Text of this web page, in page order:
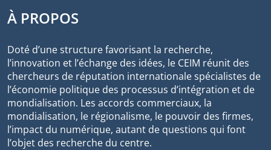
À PROPOS
Doté d’une structure favorisant la recherche,
l’innovation et l’échange des idées, le CEIM réunit des
chercheurs de réputation internationale spécialistes de
l’économie politique des processus d’intégration et de
mondialisation. Les accords commerciaux, la
mondialisation, le régionalisme, le pouvoir des firmes,
l’impact du numérique, autant de questions qui font
l’objet des recherche du centre.